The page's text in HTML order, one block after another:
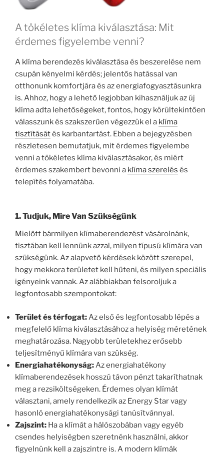
A tökéletes klíma kiválasztása: Mit
érdemes figyelembe venni?
A klíma berendezés kiválasztása és beszerelése nem
csupán kényelmi kérdés; jelentős hatással van
otthonunk komfortjára és az energiafogyasztásunkra
is. Ahhoz, hogy a lehető legjobban kihasználjuk az új
klíma adta lehetőségeket, fontos, hogy körültekintően
válasszunk és szakszerűen végezzük el a klíma
tisztításátés karbantartást. Ebben a bejegyzésben
részletesen bemutatjuk, mit érdemes figyelembe
venni a tökéletes klíma kiválasztásakor, és miért
érdemes szakembert bevonni a klíma szerelés és
telepítés folyamatába.
1.Tudjuk, Mire Van Szükségünk
Mielőtt bármilyen klímaberendezést vásárolnánk,
tisztában kell lennünk azzal, milyen típusú klímára van
szükségünk. Az alapvető kérdések között szerepel,
hogy mekkora területet kell hűteni, és milyen speciális
igényeink vannak. Az alábbiakban felsoroljuk a
legfontosabb szempontokat:
Terület és térfogat:Az első és legfontosabb lépés a
megfelelő klíma kiválasztásához a helyiség méretének
meghatározása. Nagyobb területekhez erősebb
teljesítményű klímára van szükség.
Energiahatékonyság:Az energiahatékony
klímaberendezések hosszú távon pénzt takaríthatnak
meg a rezsiköltségeken. Érdemes olyan klímát
választani, amely rendelkezik az Energy Star vagy
hasonló energiahatékonysági tanúsítvánnyal.
Zajszint: Ha a klímát a hálószobában vagy egyéb
csendes helyiségben szeretnénk használni, akkor
figyelnünk kell a zajszintre is. A modern klímák